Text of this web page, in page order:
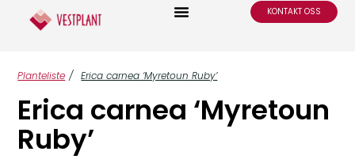
KONTAKT OSS
Planteliste / Erica carnea ‘Myretoun Ruby’
Erica carnea ‘Myretoun
Ruby’